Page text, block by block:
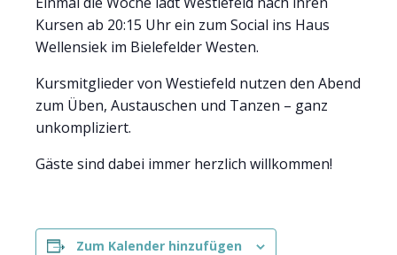
Kursen ab 20:15 Uhr ein zum Social ins Haus
Wellensiek im Bielefelder Westen.
Kursmitglieder von Westiefeld nutzen den Abend
zum Üben, Austauschen und Tanzen – ganz
unkompliziert.
Gäste sind dabei immer herzlich willkommen!
Zum Kalender hinzufügen